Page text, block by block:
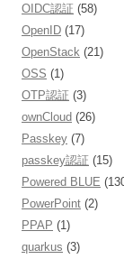
OIDC認証 (58)
OpenID (17)
OpenStack (21)
OSS (1)
OTP認証 (3)
ownCloud (26)
Passkey (7)
passkey認証 (15)
Powered BLUE
PowerPoint (2)
PPAP (1)
quarkus (3)